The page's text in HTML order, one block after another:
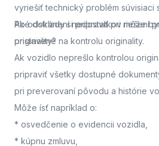
vyriešiť technický problém súvisiaci
Po odstránení nedostatkov môže
pristavené na kontrolu originality.
Aké doklady si pripraviť pri riešení
originality?
Ak vozidlo neprešlo kontrolou
pripraviť všetky dostupné
pri preverovaní pôvodu a histórie
Môže ísť napríklad o:
* osvedčenie o evidencii vozidla,
* kúpnu zmluvu,